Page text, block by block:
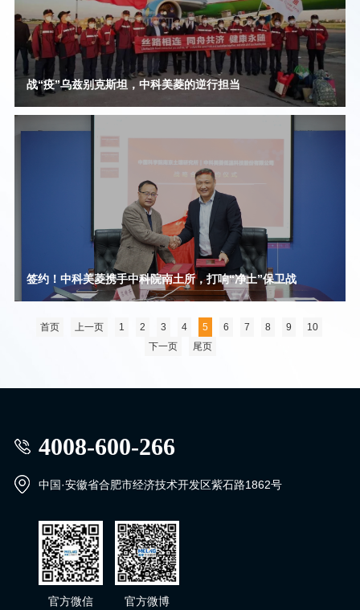
战“疫”乌兹别克斯坦，中科美菱的逆行担当
签约！中科美菱携手中科院南土所，打响“净土”保卫战
首页 上一页 1 2 3 4 5 6 7 8 9
10
下一页
尾页
4008-600-266
中国·安徽省合肥市经济技术开发区紫石路1862号
官方微信 官方微博